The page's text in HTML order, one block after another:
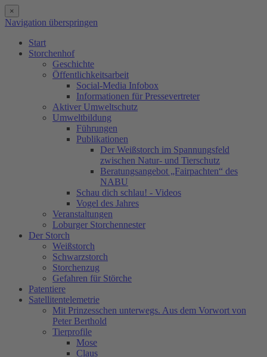
×
Navigation überspringen
Start
Storchenhof
Geschichte
Öffentlichkeitsarbeit
Social-Media Infobox
Informationen für Pressevertreter
Aktiver Umweltschutz
Umweltbildung
Führungen
Publikationen
Der Weißstorch im Spannungsfeld
zwischen Natur- und Tierschutz
Beratungsangebot „Fairpachten“ des
NABU
Schau dich schlau! - Videos
Vogel des Jahres
Veranstaltungen
Loburger Storchennester
Der Storch
Weißstorch
Schwarzstorch
Storchenzug
Gefahren für Störche
Patentiere
Satellitentelemetrie
Mit Prinzesschen unterwegs. Aus dem Vorwort von
Peter Berthold
Tierprofile
Mose
Claus